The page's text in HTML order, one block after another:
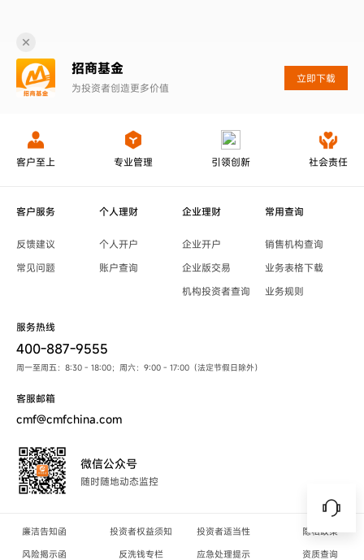
招商基金
为投资者创造更多价值
立即下载
客户至上 专业管理 引领创新 社会责任
客户服务
反馈建议
常见问题
个人理财
个人开户
账户查询
企业理财
企业开户
企业版交易
机构投资者查询
常用查询
销售机构查询
业务表格下载
业务规则
服务热线
400-887-9555
周一至周五：8:30 - 18:00；周六：9:00 - 17:00（法定节假日除外）
客服邮箱
cmf@cmfchina.com
微信公众号
随时随地动态监控
廉洁告知函 投资者权益须知 投资者适当性
隐私政策
风险揭示函
反洗钱专栏 应急处理提示 资质查询